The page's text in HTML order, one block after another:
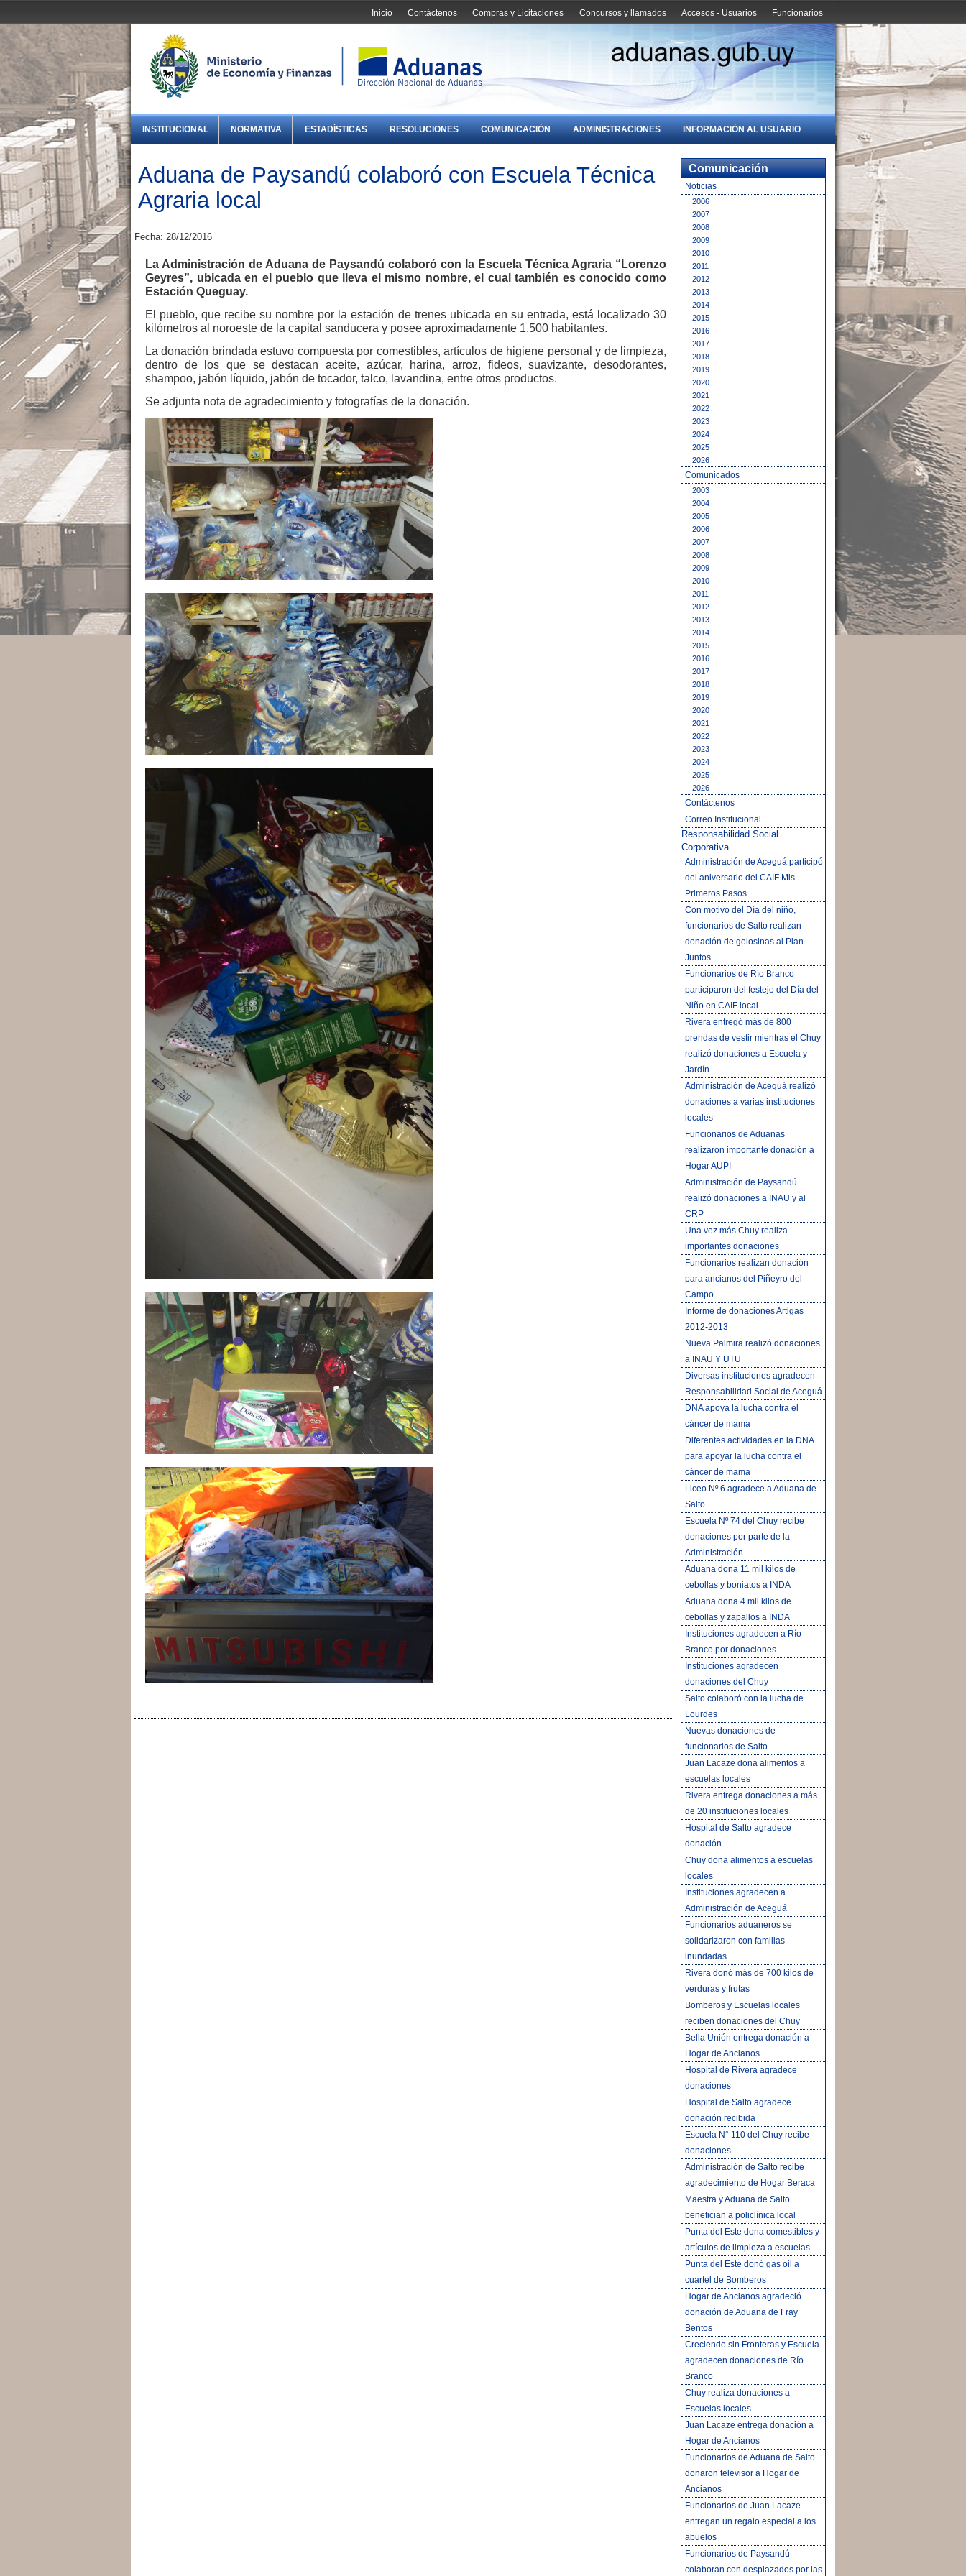
Funcionarios
Accesos - Usuarios
Concursos y llamados
Compras y Licitaciones
Contáctenos
Inicio
INSTITUCIONAL NORMATIVA ESTADÍSTICAS RESOLUCIONES COMUNICACIÓN ADMINISTRACIONES INFORMACIÓN AL USUARIO
Aduana de Paysandú colaboró con Escuela Técnica
Agraria local
Fecha: 28/12/2016
La Administración de Aduana de Paysandú colaboró con la Escuela Técnica Agraria “Lorenzo
Geyres”, ubicada en el pueblo que lleva el mismo nombre, el cual también es conocido como
Estación Queguay.
El pueblo, que recibe su nombre por la estación de trenes ubicada en su entrada, está localizado 30
kilómetros al noroeste de la capital sanducera y posee aproximadamente 1.500 habitantes.
La donación brindada estuvo compuesta por comestibles, artículos de higiene personal y de limpieza,
dentro de los que se destacan aceite, azúcar, harina, arroz, fideos, suavizante, desodorantes,
shampoo, jabón líquido, jabón de tocador, talco, lavandina, entre otros productos.
Se adjunta nota de agradecimiento y fotografías de la donación.
Comunicación
Noticias
2006
2007
2008
2009
2010
2011
2012
2013
2014
2015
2016
2017
2018
2019
2020
2021
2022
2023
2024
2025
2026
Comunicados
2003
2004
2005
2006
2007
2008
2009
2010
2011
2012
2013
2014
2015
2016
2017
2018
2019
2020
2021
2022
2023
2024
2025
2026
Contáctenos
Correo Institucional
Responsabilidad Social
Corporativa
Administración de Aceguá participó
del aniversario del CAIF Mis
Primeros Pasos
Con motivo del Día del niño,
funcionarios de Salto realizan
donación de golosinas al Plan
Juntos
Funcionarios de Río Branco
participaron del festejo del Día del
Niño en CAIF local
Rivera entregó más de 800
prendas de vestir mientras el Chuy
realizó donaciones a Escuela y
Jardín
Administración de Aceguá realizó
donaciones a varias instituciones
locales
Funcionarios de Aduanas
realizaron importante donación a
Hogar AUPI
Administración de Paysandú
realizó donaciones a INAU y al
CRP
Una vez más Chuy realiza
importantes donaciones
Funcionarios realizan donación
para ancianos del Piñeyro del
Campo
Informe de donaciones Artigas
2012-2013
Nueva Palmira realizó donaciones
a INAU Y UTU
Diversas instituciones agradecen
Responsabilidad Social de Aceguá
DNA apoya la lucha contra el
cáncer de mama
Diferentes actividades en la DNA
para apoyar la lucha contra el
cáncer de mama
Liceo Nº 6 agradece a Aduana de
Salto
Escuela Nº 74 del Chuy recibe
donaciones por parte de la
Administración
Aduana dona 11 mil kilos de
cebollas y boniatos a INDA
Aduana dona 4 mil kilos de
cebollas y zapallos a INDA
Instituciones agradecen a Río
Branco por donaciones
Instituciones agradecen
donaciones del Chuy
Salto colaboró con la lucha de
Lourdes
Nuevas donaciones de
funcionarios de Salto
Juan Lacaze dona alimentos a
escuelas locales
Rivera entrega donaciones a más
de 20 instituciones locales
Hospital de Salto agradece
donación
Chuy dona alimentos a escuelas
locales
Instituciones agradecen a
Administración de Aceguá
Funcionarios aduaneros se
solidarizaron con familias
inundadas
Rivera donó más de 700 kilos de
verduras y frutas
Bomberos y Escuelas locales
reciben donaciones del Chuy
Bella Unión entrega donación a
Hogar de Ancianos
Hospital de Rivera agradece
donaciones
Hospital de Salto agradece
donación recibida
Escuela N° 110 del Chuy recibe
donaciones
Administración de Salto recibe
agradecimiento de Hogar Beraca
Maestra y Aduana de Salto
benefician a policlínica local
Punta del Este dona comestibles y
artículos de limpieza a escuelas
Punta del Este donó gas oil a
cuartel de Bomberos
Hogar de Ancianos agradeció
donación de Aduana de Fray
Bentos
Creciendo sin Fronteras y Escuela
agradecen donaciones de Río
Branco
Chuy realiza donaciones a
Escuelas locales
Juan Lacaze entrega donación a
Hogar de Ancianos
Funcionarios de Aduana de Salto
donaron televisor a Hogar de
Ancianos
Funcionarios de Juan Lacaze
entregan un regalo especial a los
abuelos
Funcionarios de Paysandú
colaboran con desplazados por las